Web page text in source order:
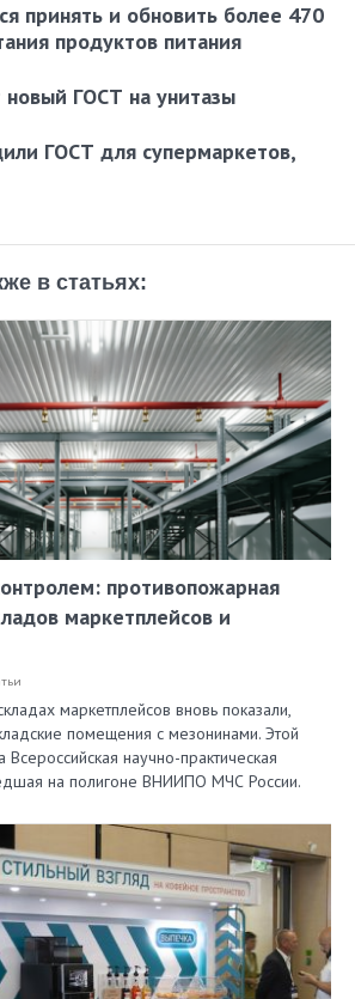
принять и обновить более 470
продуктов питания
новый ГОСТ на унитазы
ГОСТ для супермаркетов,
в статьях:
противопожарная
маркетплейсов и
маркетплейсов вновь показали,
помещения с мезонинами. Этой
научно-практическая
на полигоне ВНИИПО МЧС России.